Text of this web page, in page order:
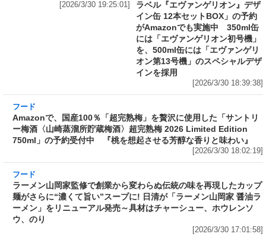
[2026/3/30 19:25:01]
オン第13号機」のスペシャルデザ
インを採用
[2026/3/30 18:39:38]
Amazonで、国産100％「超完熟梅」を贅沢に使
用した「サントリー梅酒〈山崎蒸溜所貯蔵梅
酒〉超完熟梅 2026 Limited Edition 750ml」の
予約受付中 『桃を想起させる芳醇な香りと味
[2026/3/30 18:02:19]
フード
ラーメン山岡家監修で創業から変わらぬ伝統の
味を再現したカップ麺がさらに“濃くて旨い”ス
ン」をリニューアル発売～具材はチャーシュ
ー、ホウレンソウ、のり
[2026/3/30 17:01:58]